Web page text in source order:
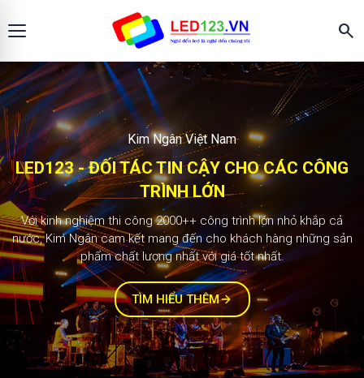
search
2.000+ công trình
Màn hình LED123
KIM NGÂN - ĐỐI TÁC TIN CẬY CHO CÁC
CÔNG TRÌNH LỚN
Với kinh nghiệm thi công 1000++ công trình lớn nhỏ khắp cả
nước, Kim Ngân cam kết mang đến cho khách hàng những sản
phẩm chất lượng nhất với giá tốt nhất.
TÌM HIỂU THÊM